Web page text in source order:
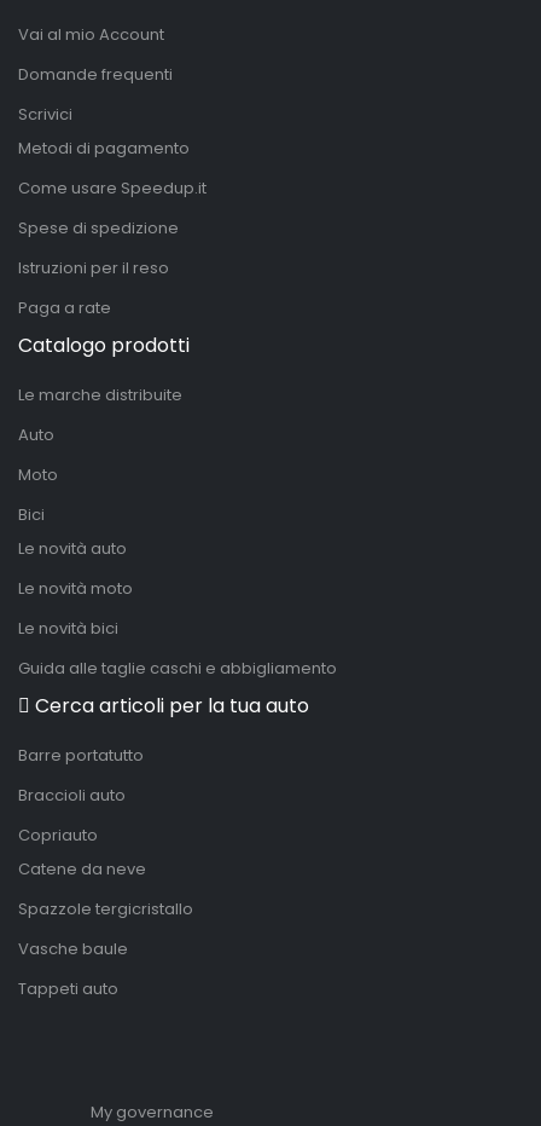
Vai al mio Account
Domande frequenti
Scrivici
Metodi di pagamento
Come usare Speedup.it
Spese di spedizione
Istruzioni per il reso
Paga a rate
Catalogo prodotti
Le marche distribuite
Auto
Moto
Bici
Le novità auto
Le novità moto
Le novità bici
Guida alle taglie caschi e abbigliamento
Cerca articoli per la tua auto
Barre portatutto
Braccioli auto
Copriauto
Catene da neve
Spazzole tergicristallo
Vasche baule
Tappeti auto
My governance